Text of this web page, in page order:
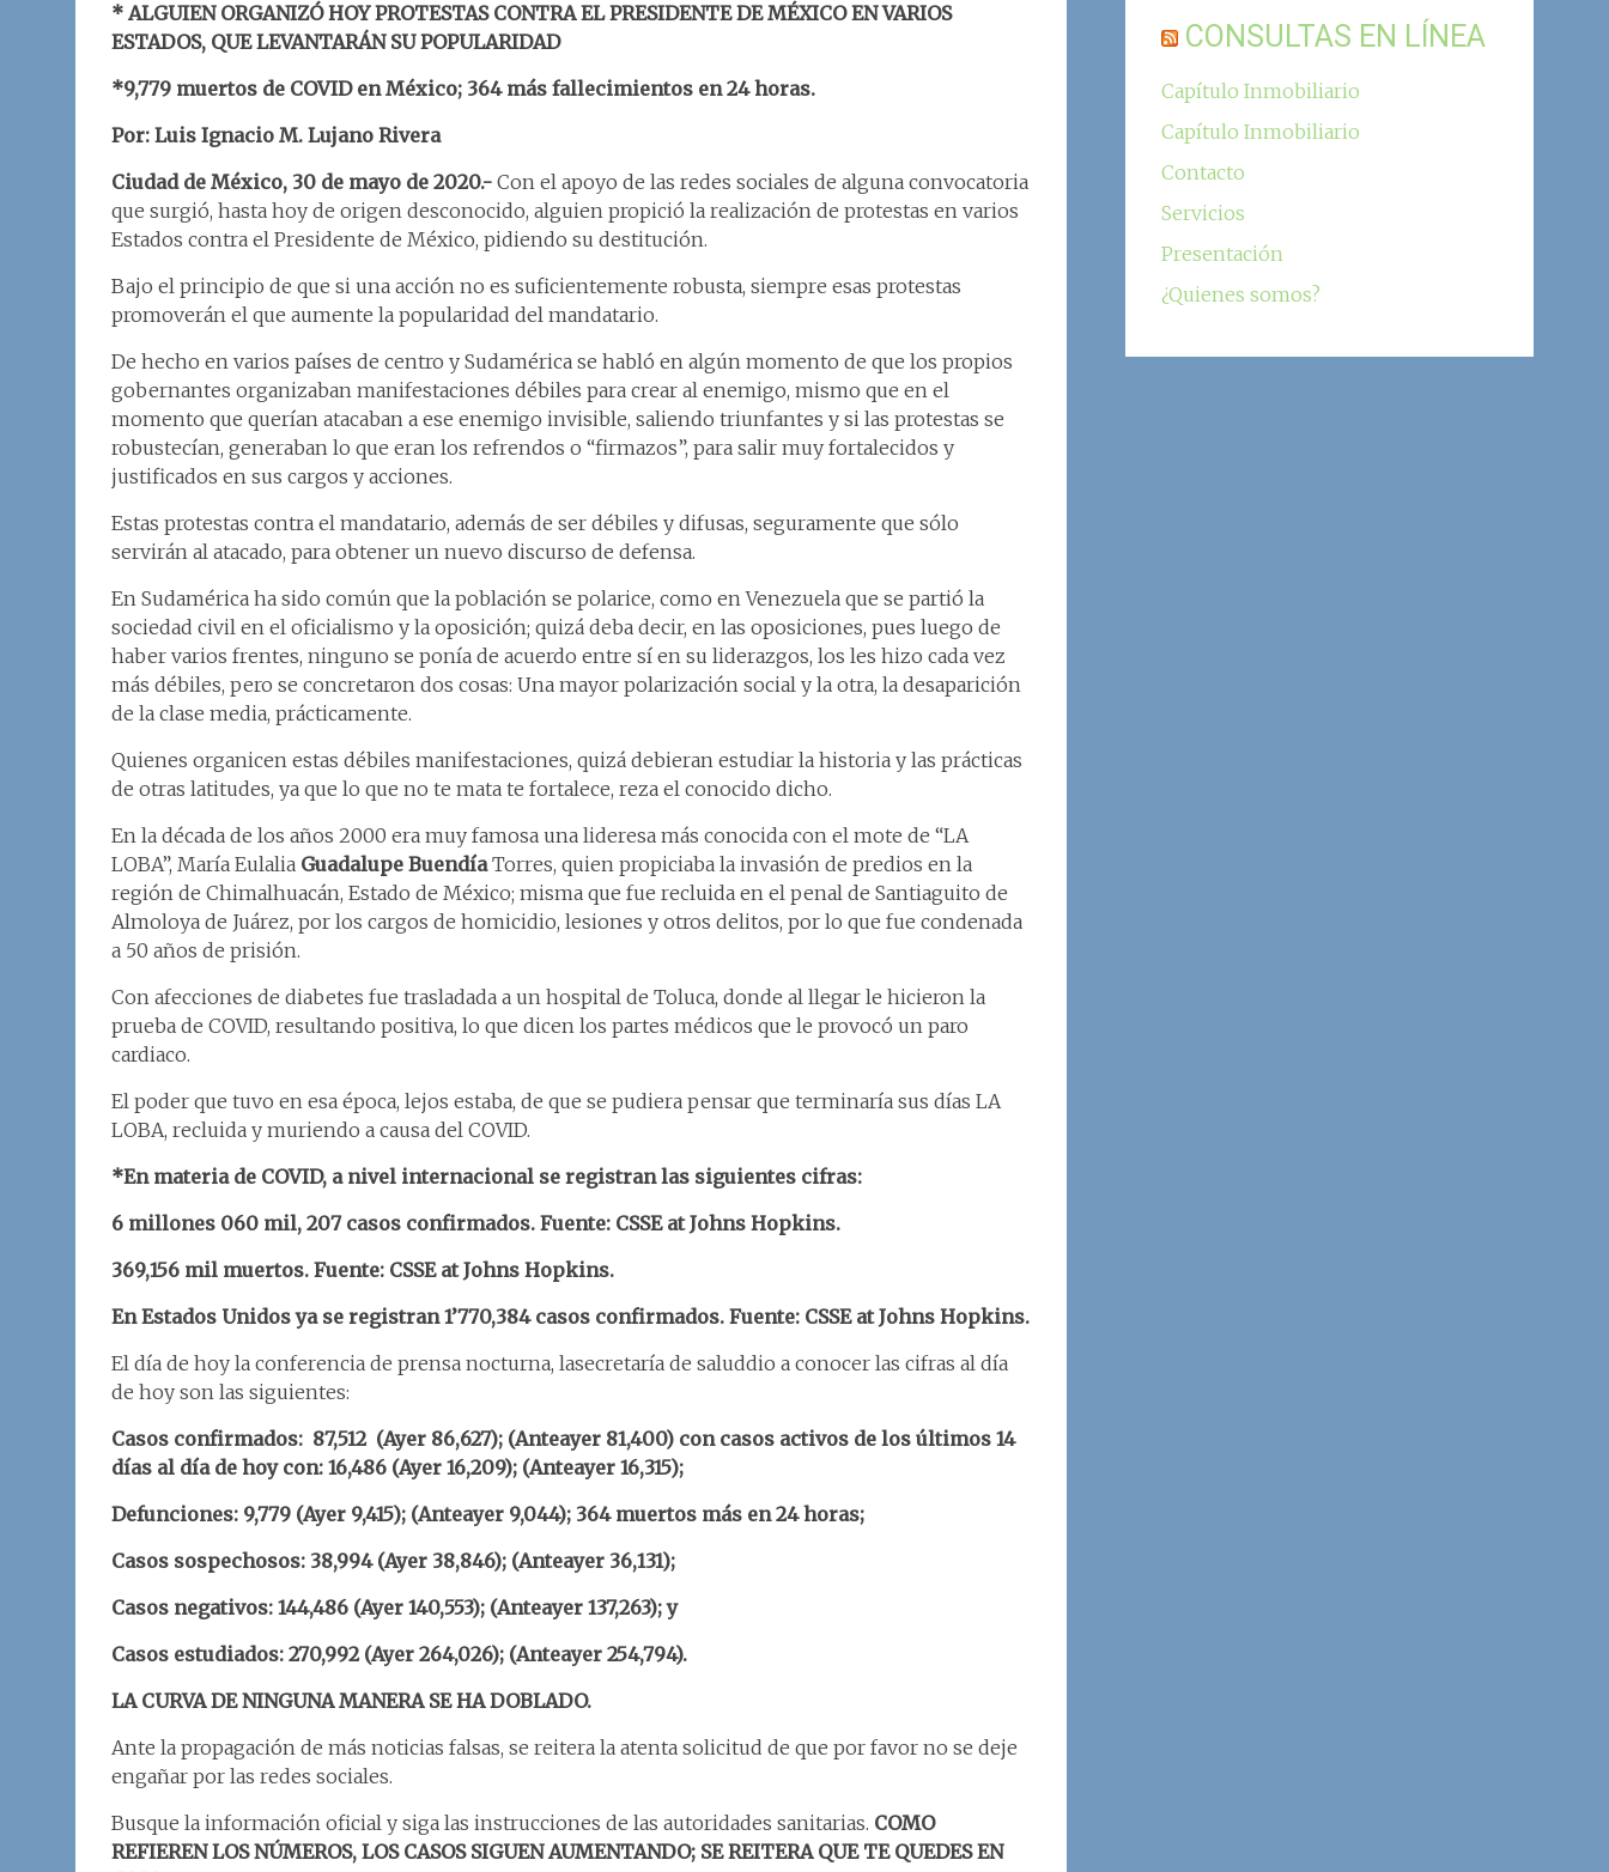
* ALGUIEN ORGANIZÓ HOY PROTESTAS CONTRA EL PRESIDENTE DE MÉXICO EN VARIOS
ESTADOS, QUE LEVANTARÁN SU POPULARIDAD
*9,779 muertos de COVID en México; 364 más fallecimientos en 24 horas.
Por: Luis Ignacio M. Lujano Rivera
Ciudad de México, 30 de mayo de 2020.- Con el apoyo de las redes sociales de alguna convocatoria
que surgió, hasta hoy de origen desconocido, alguien propició la realización de protestas en varios
Estados contra el Presidente de México, pidiendo su destitución.
Bajo el principio de que si una acción no es suficientemente robusta, siempre esas protestas
promoverán el que aumente la popularidad del mandatario.
De hecho en varios países de centro y Sudamérica se habló en algún momento de que los propios
gobernantes organizaban manifestaciones débiles para crear al enemigo, mismo que en el
momento que querían atacaban a ese enemigo invisible, saliendo triunfantes y si las protestas se
robustecían, generaban lo que eran los refrendos o “firmazos”, para salir muy fortalecidos y
justificados en sus cargos y acciones.
Estas protestas contra el mandatario, además de ser débiles y difusas, seguramente que sólo
servirán al atacado, para obtener un nuevo discurso de defensa.
En Sudamérica ha sido común que la población se polarice, como en Venezuela que se partió la
sociedad civil en el oficialismo y la oposición; quizá deba decir, en las oposiciones, pues luego de
haber varios frentes, ninguno se ponía de acuerdo entre sí en su liderazgos, los les hizo cada vez
más débiles, pero se concretaron dos cosas: Una mayor polarización social y la otra, la desaparición
de la clase media, prácticamente.
Quienes organicen estas débiles manifestaciones, quizá debieran estudiar la historia y las prácticas
de otras latitudes, ya que lo que no te mata te fortalece, reza el conocido dicho.
En la década de los años 2000 era muy famosa una lideresa más conocida con el mote de “LA
LOBA”, María Eulalia Guadalupe BuendíaTorres, quien propiciaba la invasión de predios en la
región de Chimalhuacán, Estado de México; misma que fue recluida en el penal de Santiaguito de
Almoloya de Juárez, por los cargos de homicidio, lesiones y otros delitos, por lo que fue condenada
a 50 años de prisión.
Con afecciones de diabetes fue trasladada a un hospital de Toluca, donde al llegar le hicieron la
prueba de COVID, resultando positiva, lo que dicen los partes médicos que le provocó un paro
cardiaco.
El poder que tuvo en esa época, lejos estaba, de que se pudiera pensar que terminaría sus días LA
LOBA, recluida y muriendo a causa del COVID.
*En materia de COVID, a nivel internacional se registran las siguientes cifras:
6 millones 060 mil, 207 casos confirmados. Fuente: CSSE at Johns Hopkins.
369,156 mil muertos. Fuente: CSSE at Johns Hopkins.
En Estados Unidos ya se registran 1’770,384 casos confirmados. Fuente: CSSE at Johns Hopkins.
El día de hoy la conferencia de prensa nocturna, lasecretaría de saluddio a conocer las cifras al día
de hoy son las siguientes:
Casos confirmados: 87,512 (Ayer 86,627); (Anteayer 81,400) con casos activos de los últimos 14
días al día de hoy con: 16,486 (Ayer 16,209); (Anteayer 16,315);
Defunciones: 9,779 (Ayer 9,415); (Anteayer 9,044); 364 muertos más en 24 horas;
Casos sospechosos: 38,994 (Ayer 38,846); (Anteayer 36,131);
Casos negativos: 144,486 (Ayer 140,553); (Anteayer 137,263); y
Casos estudiados: 270,992 (Ayer 264,026); (Anteayer 254,794).
LA CURVA DE NINGUNA MANERA SE HA DOBLADO.
Ante la propagación de más noticias falsas, se reitera la atenta solicitud de que por favor no se deje
engañar por las redes sociales.
Busque la información oficial y siga las instrucciones de las autoridades sanitarias. COMO
REFIEREN LOS NÚMEROS, LOS CASOS SIGUEN AUMENTANDO; SE REITERA QUE TE QUEDES EN
CONSULTAS EN LÍNEA
Capítulo Inmobiliario
Capítulo Inmobiliario
Contacto
Servicios
Presentación
¿Quienes somos?